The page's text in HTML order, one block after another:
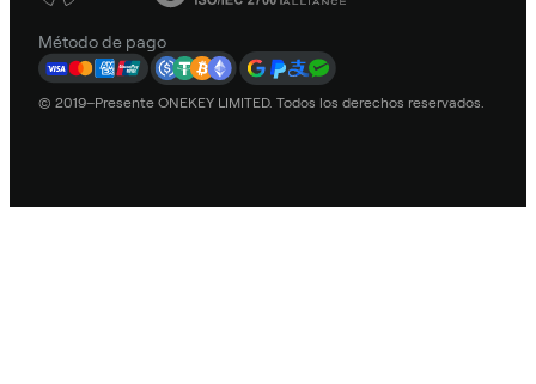
Método de pago
© 2019–Presente ONEKEY LIMITED. Todos los derechos reservados.